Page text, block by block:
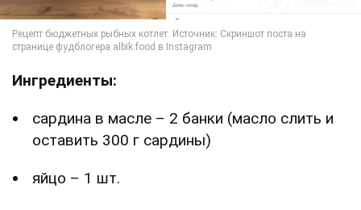
Ингредиенты:
сардина в масле – 2 банки (масло слить и
оставить 300 г сардины)
яйцо – 1 шт.